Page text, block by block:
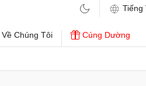
Về Chúng Tôi Cúng Dường